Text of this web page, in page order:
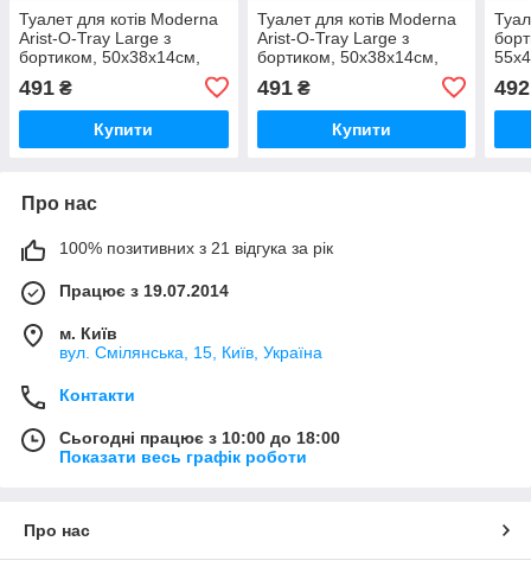
Туалет для котів Moderna
Arist-O-Tray Large з
бортиком, 50х38х14см,
491 ₴
Купити
Туалет для котів Moderna
Arist-O-Tray Large з
бортиком, 50х38х14см,
світло-зелений (C192378)
491₴
Купити
492
Про нас
100% позитивних з 21 відгука за рік
Працює з 19.07.2014
м. Київ
вул. Смілянська, 15, Київ, Україна
Контакти
Сьогодні працює з 10:00 до 18:00
Показати весь графік роботи
Про нас